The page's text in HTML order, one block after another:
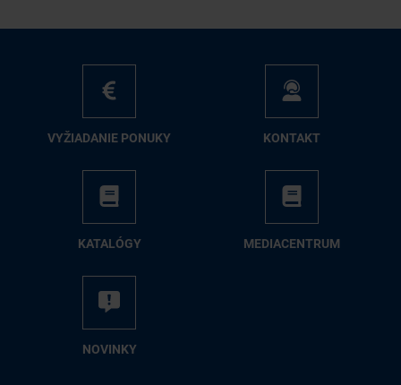
VY­ŽIA­DA­NIE PO­NU­KY KON­TAKT
KA­TA­LÓ­GY ME­DIA­CEN­TRUM
NO­VIN­KY